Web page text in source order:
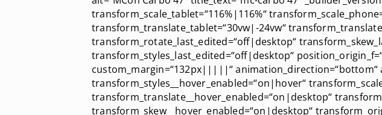
transform_scale_tablet=“116%|116%“
transform_translate_tablet=“30vw|-24vw“
transform_rotate_last_edited=“off|desktop“
transform_styles_last_edited=“off|desktop“
custom_margin=“132px|||||“ animation_direction=“bottom“
transform_styles__hover_enabled=“on|hover“
transform_translate__hover_enabled=“on|desktop“
transform_skew__hover_enabled=“on|desktop“